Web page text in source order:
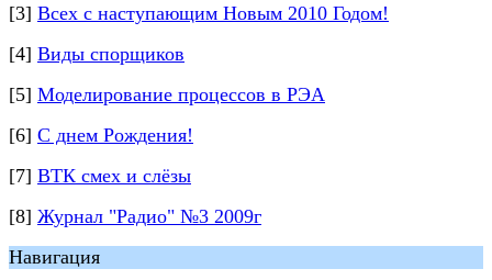
[3] Всех с наступающим Новым 2010 Годом!
[4] Виды спорщиков
[5] Моделирование процессов в РЭА
[6] С днем Рождения!
[7] ВТК смех и слёзы
[8] Журнал "Радио" №3 2009г
Навигация